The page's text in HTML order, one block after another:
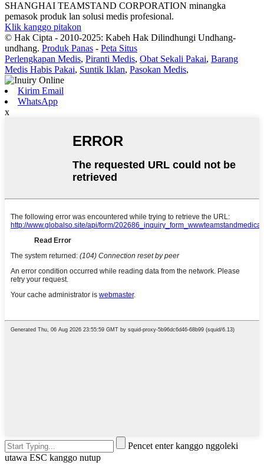
SHANGHAI TEAMSTAND CORPORATION minangka
pemasok produk lan solusi medis profesional.
Klik kanggo pitakon
© Hak Cipta - 2010-2025: Kabeh Hak Dilindhungi Undhang-
undhang. Produk Panas - Peta Situs
Perlengkapan Medis, Piranti Medis, Obat Sekali Pakai, Barang
Medis Habis Pakai, Suntik Iklan, Pasokan Medis,
Kirim Email
WhatsApp
x
Pencet enter kanggo nggoleki
utawa ESC kanggo nutup